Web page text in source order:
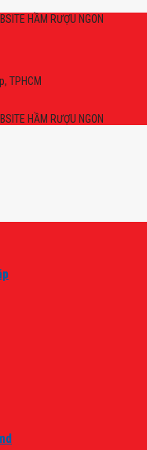
HẦM RƯỢU NGON
TPHCM
HẦM RƯỢU NGON